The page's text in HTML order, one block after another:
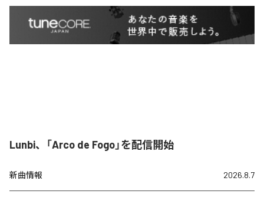
Lunbi、「Arco de Fogo」を配信開始
新曲情報 2026.8.7